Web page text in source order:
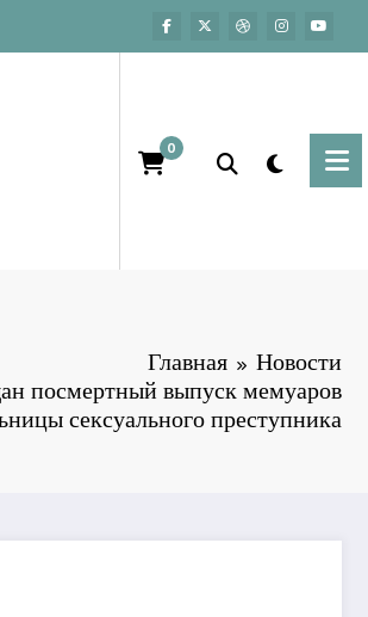
0
Главная
Новости
посмертный выпуск мемуаров
сексуального преступника